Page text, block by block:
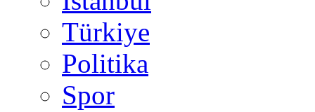
Türkiye
Politika
Spor